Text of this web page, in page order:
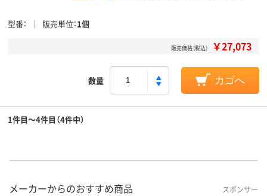
型番 販売単位 1個
販売価格（税込） ￥27,073
数量 カゴへ
1件目～4件目（4件中）
メーカーからのおすすめ商品 スポンサー